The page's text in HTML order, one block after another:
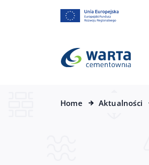
Home Aktualności